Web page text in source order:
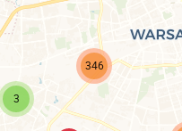
346
3